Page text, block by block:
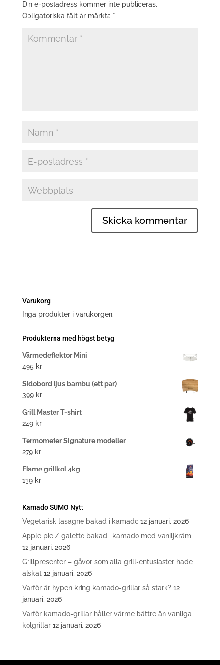
Din e-postadress kommer inte publiceras.
Obligatoriska fält är märkta *
Varukorg
Inga produkter i varukorgen.
Produkterna med högst betyg
Värmedeflektor Mini
495 kr
Sidobord ljus bambu (ett par)
399 kr
Grill Master T-shirt
249 kr
Termometer Signature modeller
279 kr
Flame grillkol 4kg
139 kr
Kamado SUMO Nytt
Vegetarisk lasagne bakad i kamado 12 januari, 2026
Apple pie / galette bakad i kamado med vaniljkräm
12 januari, 2026
Grillpresenter – gåvor som alla grill-entusiaster hade
älskat 12 januari, 2026
Varför är hypen kring kamado-grillar så stark? 12
januari, 2026
Varför kamado-grillar håller värme bättre än vanliga
kolgrillar 12 januari, 2026